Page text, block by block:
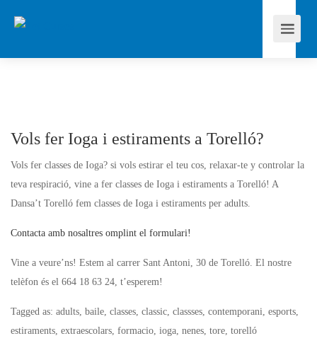
Vols fer Ioga i estiraments a Torelló?
Vols fer classes de Ioga? si vols estirar el teu cos, relaxar-te y controlar la
teva respiració, vine a fer classes de Ioga i estiraments a Torelló! A
Dansa’t Torelló fem classes de Ioga i estiraments per adults.
Contacta amb nosaltres omplint el formulari!
Vine a veure’ns! Estem al carrer Sant Antoni, 30 de Torelló. El nostre
telèfon és el 664 18 63 24, t’esperem!
Tagged as: adults, baile, classes, classic, classses, contemporani, esports,
estiraments, extraescolars, formacio, ioga, nenes, tore, torelló